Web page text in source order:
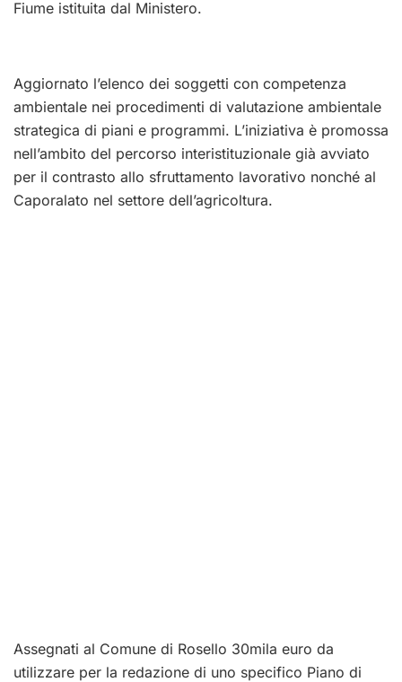
Fiume istituita dal Ministero.
Aggiornato l’elenco dei soggetti con competenza
ambientale nei procedimenti di valutazione ambientale
strategica di piani e programmi. L’iniziativa è promossa
nell’ambito del percorso interistituzionale già avviato
per il contrasto allo sfruttamento lavorativo nonché al
Caporalato nel settore dell’agricoltura.
Assegnati al Comune di Rosello 30mila euro da
utilizzare per la redazione di uno specifico Piano di